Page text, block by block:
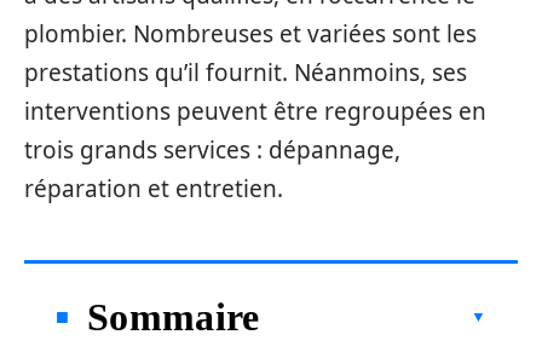
plombier. Nombreuses et variées sont les
prestations qu’il fournit. Néanmoins, ses
interventions peuvent être regroupées en
trois grands services : dépannage,
réparation et entretien.
Sommaire